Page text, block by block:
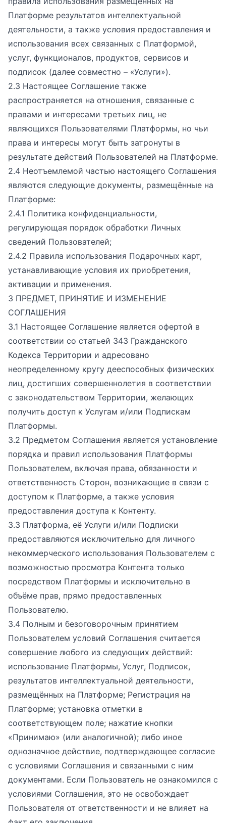
Платформе результатов интеллектуальной
деятельности, а также условия предоставления и
использования всех связанных с Платформой,
услуг, функционалов, продуктов, сервисов и
подписок (далее совместно – «Услуги»).
2.3 Настоящее Соглашение также
распространяется на отношения, связанные с
правами и интересами третьих лиц, не
являющихся Пользователями Платформы, но чьи
права и интересы могут быть затронуты в
результате действий Пользователей на Платформе.
2.4 Неотъемлемой частью настоящего Соглашения
являются следующие документы, размещённые на
Платформе:
2.4.1 Политика конфиденциальности,
регулирующая порядок обработки Личных
сведений Пользователей;
2.4.2 Правила использования Подарочных карт,
устанавливающие условия их приобретения,
активации и применения.
3 ПРЕДМЕТ, ПРИНЯТИЕ И ИЗМЕНЕНИЕ
СОГЛАШЕНИЯ
3.1 Настоящее Соглашение является офертой в
соответствии со статьей 343 Гражданского
Кодекса Территории и адресовано
неопределенному кругу дееспособных физических
лиц, достигших совершеннолетия в соответствии
с законодательством Территории, желающих
получить доступ к Услугам и/или Подпискам
Платформы.
3.2 Предметом Соглашения является установление
порядка и правил использования Платформы
Пользователем, включая права, обязанности и
ответственность Сторон, возникающие в связи с
доступом к Платформе, а также условия
предоставления доступа к Контенту.
3.3 Платформа, её Услуги и/или Подписки
предоставляются исключительно для личного
некоммерческого использования Пользователем с
возможностью просмотра Контента только
посредством Платформы и исключительно в
объёме прав, прямо предоставленных
Пользователю.
3.4 Полным и безоговорочным принятием
Пользователем условий Соглашения считается
совершение любого из следующих действий:
использование Платформы, Услуг, Подписок,
результатов интеллектуальной деятельности,
размещённых на Платформе; Регистрация на
Платформе; установка отметки в
соответствующем поле; нажатие кнопки
«Принимаю» (или аналогичной); либо иное
однозначное действие, подтверждающее согласие
с условиями Соглашения и связанными с ним
документами. Если Пользователь не ознакомился с
условиями Соглашения, это не освобождает
Пользователя от ответственности и не влияет на